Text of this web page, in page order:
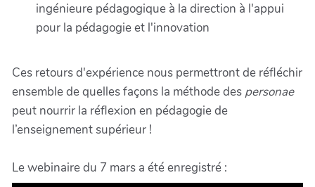
ingénieure pédagogique à la direction à l'appui
pour la pédagogie et l'innovation
Ces retours d'expérience nous permettront de réfléchir
ensemble de quelles façons la méthode des personae
peut nourrir la réflexion en pédagogie de
l’enseignement supérieur !
Le webinaire du 7 mars a été enregistré :